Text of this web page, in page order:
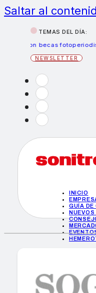
Saltar al
TEMAS DEL DÍA:
becas fotoperiodismo
NEWSLETTER
INICIO
GUÍA DE
GUÍA DE
NUEVOS
CONSEJOS